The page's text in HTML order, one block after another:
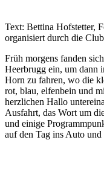
Text: Bettina Hofstetter,
organisiert durch die
Früh morgens fanden
Heerbrugg ein, um dann
Horn zu fahren, wo die
rot, blau, elfenbein und
herzlichen Hallo
Ausfahrt, das Wort um
und einige
auf den Tag ins Auto und